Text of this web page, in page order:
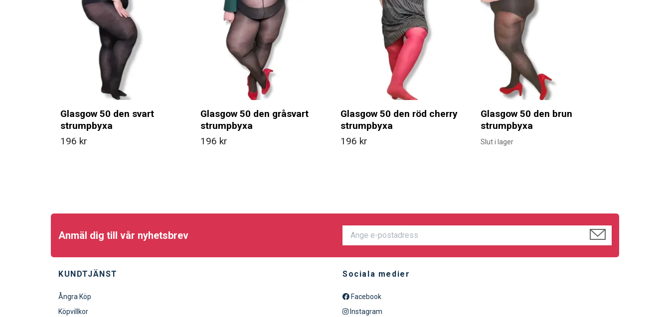
Glasgow 50 den svart
strumpbyxa
196 kr
Glasgow 50 den gråsvart
strumpbyxa
196 kr
Glasgow 50 den röd cherry
strumpbyxa
196 kr
Glasgow 50 den brun
strumpbyxa
Slut i lager
Anmäl dig till vår nyhetsbrev
KUNDTJÄNST
Ångra Köp
Köpvillkor
Sociala medier
Facebook
Instagram